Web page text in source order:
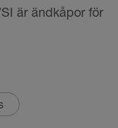
är ändkåpor för